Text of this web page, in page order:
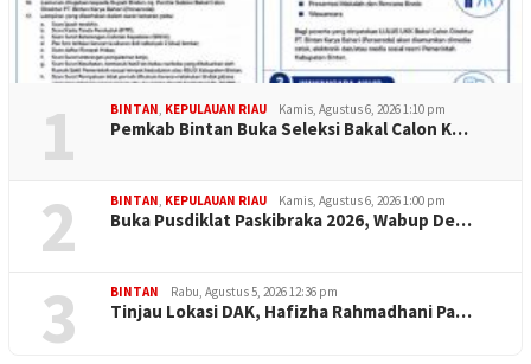
1 BINTAN, KEPULAUAN RIAU Kamis, Agustus 6, 2026 1:10 pm
Pemkab Bintan Buka Seleksi Bakal Calon K…
2 BINTAN, KEPULAUAN RIAU Kamis, Agustus 6, 2026 1:00 pm
Buka Pusdiklat Paskibraka 2026, Wabup De…
3 BINTAN Rabu, Agustus 5, 2026 12:36 pm
Tinjau Lokasi DAK, Hafizha Rahmadhani Pa…